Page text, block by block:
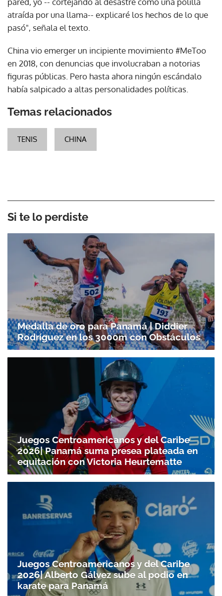
atraída por una llama-- explicaré los hechos de lo que
pasó", señala el texto.
China vio emerger un incipiente movimiento #MeToo
en 2018, con denuncias que involucraban a notorias
figuras públicas. Pero hasta ahora ningún escándalo
había salpicado a altas personalidades políticas.
Temas relacionados
TENIS CHINA
Si te lo perdiste
Medalla de oro para Panamá | Diddier
Rodríguez en los 3000m con Obstáculos
Juegos Centroamericanos y del Caribe
2026| Panamá suma presea plateada en
equitación con Victoria Heurtematte
Juegos Centroamericanos y del Caribe
2026| Alberto Gálvez sube al podio en
karate para Panamá